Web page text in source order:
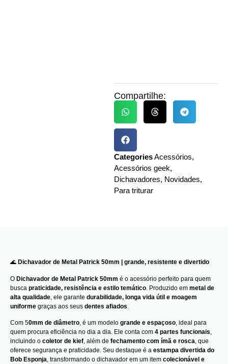
Compartilhe:
CategoriesAcessórios,
Acessórios geek,
Dichavadores, Novidades,
Para triturar
🌊 Dichavador de Metal Patrick 50mm | grande, resistente e divertido
O Dichavador de Metal Patrick 50mm é o acessório perfeito para quem
busca praticidade, resistência e estilo temático . Produzido em metal de
alta qualidade , ele garante durabilidade, longa vida útil e moagem
uniforme graças aos seus dentes afiados
Com 50mm de diâmetro, é um modelo grande e espaçoso, ideal para
quem procura eficiência no dia a dia. Ele conta com 4 partes funcionais,
incluindo o coletor de kief, além de fechamento com ímã e rosca, que
oferece segurança e praticidade. Seu destaque é a estampa divertida do
Bob Esponja, transformando o dichavador em um item colecionável e